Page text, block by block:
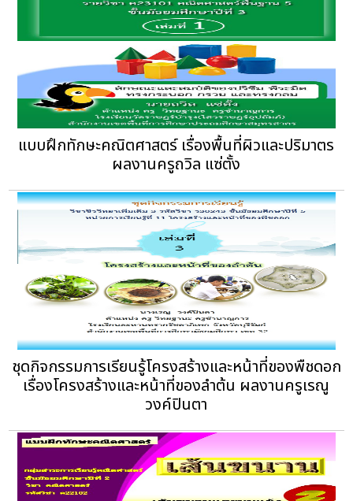
แบบฝึกทักษะคณิตศาสตร์ เรื่องพื้นที่ผิวและปริมาตร
ผลงานครูถวิล แซ่ตั้ง
ชุดกิจกรรมการเรียนรู้โครงสร้างและหน้าที่ของพืชดอก
เรื่องโครงสร้างและหน้าที่ของลำต้น ผลงานครูเรณู
วงค์ปินตา